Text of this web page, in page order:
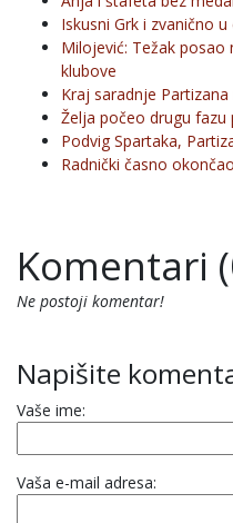
Iskusni Grk i zvanično
Milojević: Težak posao
klubove
Kraj saradnje
Želja počeo drugu fazu
Podvig Spartaka,
Radnički časno
Komentari
Ne postoji komentar!
Napišite
Vaše ime:
Vaša e-mail adresa: